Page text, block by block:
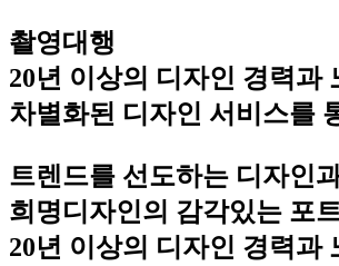
촬영대행
20년 이상의 디자인 경력과
차별화된 디자인 서비스를
트렌드를 선도하는 디자인
희명디자인의 감각있는 포
20년 이상의 디자인 경력과